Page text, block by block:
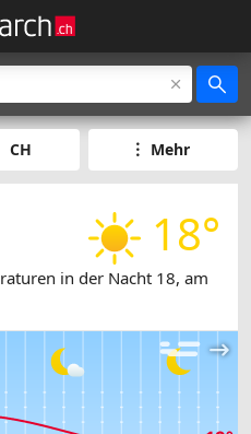
CH Mehr
18°
in der Nacht 18, am